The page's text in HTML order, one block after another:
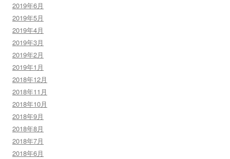
2019年6月
2019年5月
2019年4月
2019年3月
2019年2月
2019年1月
2018年12月
2018年11月
2018年10月
2018年9月
2018年8月
2018年7月
2018年6月